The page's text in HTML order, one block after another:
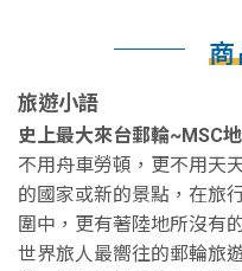
旅遊小語
史上最大來台郵輪~MSC
不用舟車勞頓，更不用天
的國家或新的景點，在旅
圍中，更有著陸地所沒有
世界旅人最嚮往的郵輪旅